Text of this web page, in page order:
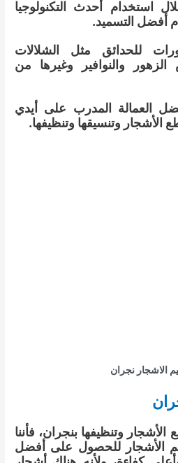
استخدام أحدث التكنولوجيا
أفضل التسميد.
للحدائق مثل الشلالات
الزهور والنوافير وغيرها من
العمالة المدرب على أيدي
وتنسيقها وتنظيفها.
الاشجار نجران
وتنظيفها بنجران، فأننا
الأشجار للحصول على أفضل